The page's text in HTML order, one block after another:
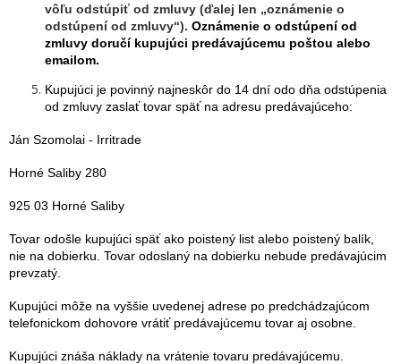
vôľu odstúpiť od zmluvy (ďalej len „oznámenie o
odstúpení od zmluvy“). Oznámenie o odstúpení od
zmluvy doručí kupujúci predávajúcemu poštou alebo
emailom.
Kupujúci je povinný najneskôr do 14 dní odo dňa odstúpenia
od zmluvy zaslať tovar späť na adresu predávajúceho:
Ján Szomolai - Irritrade
Horné Saliby 280
925 03 Horné Saliby
Tovar odošle kupujúci späť ako poistený list alebo poistený balík,
nie na dobierku. Tovar odoslaný na dobierku nebude predávajúcim
prevzatý.
Kupujúci môže na vyššie uvedenej adrese po predchádzajúcom
telefonickom dohovore vrátiť predávajúcemu tovar aj osobne.
Kupujúci znáša náklady na vrátenie tovaru predávajúcemu.